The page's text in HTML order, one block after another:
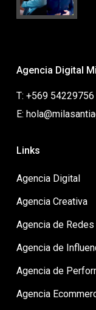
Agencia Digital
T: +569 54229756
E:
Links
Agencia Digital
Agencia Creativa
Agencia de
Agencia de
Agencia de
Agencia